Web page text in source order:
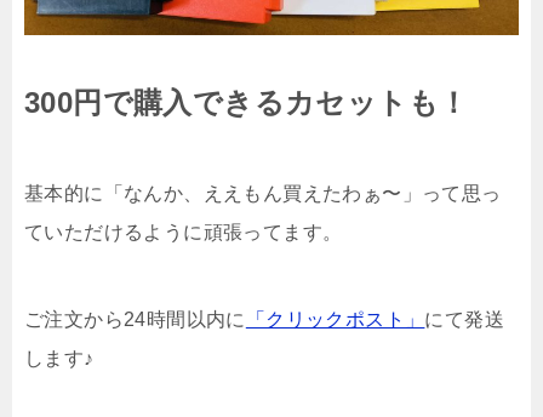
300円で購入できるカセットも！
基本的に「なんか、ええもん買えたわぁ〜」って思っ
ていただけるように頑張ってます。
ご注文から24時間以内に 「クリックポスト」 にて発送
します♪